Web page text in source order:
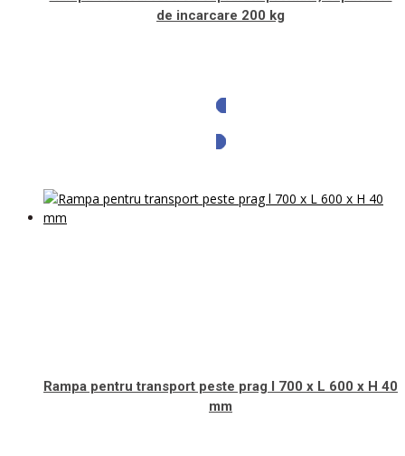
de incarcare 200 kg
Rampa pentru transport peste prag l 700 x L 600 x H 40
mm